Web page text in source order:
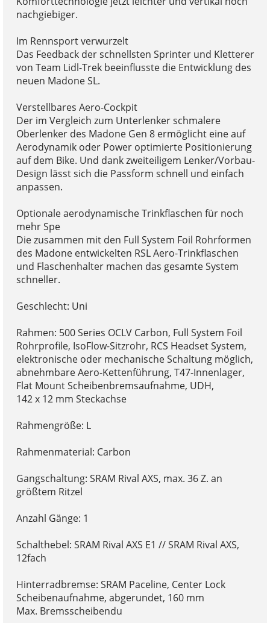
nachgiebiger.
Im Rennsport verwurzelt
Das Feedback der schnellsten Sprinter und Kletterer
von Team Lidl-Trek beeinflusste die Entwicklung des
neuen Madone SL.
Verstellbares Aero-Cockpit
Der im Vergleich zum Unterlenker schmalere
Oberlenker des Madone Gen 8 ermöglicht eine auf
Aerodynamik oder Power optimierte Positionierung
auf dem Bike. Und dank zweiteiligem Lenker/Vorbau-
Design lässt sich die Passform schnell und einfach
anpassen.
Optionale aerodynamische Trinkflaschen für noch
mehr Spe
Die zusammen mit den Full System Foil Rohrformen
des Madone entwickelten RSL Aero-Trinkflaschen
und Flaschenhalter machen das gesamte System
schneller.
Geschlecht: Uni
Rahmen: 500 Series OCLV Carbon, Full System Foil
Rohrprofile, IsoFlow-Sitzrohr, RCS Headset System,
elektronische oder mechanische Schaltung möglich,
abnehmbare Aero-Kettenführung, T47-Innenlager,
Flat Mount Scheibenbremsaufnahme, UDH,
142 x 12 mm Steckachse
Rahmengröße: L
Rahmenmaterial: Carbon
Gangschaltung: SRAM Rival AXS, max. 36 Z. an
größtem Ritzel
Anzahl Gänge: 1
Schalthebel: SRAM Rival AXS E1 // SRAM Rival AXS,
12fach
Hinterradbremse: SRAM Paceline, Center Lock
Scheibenaufnahme, abgerundet, 160 mm
Max. Bremsscheibendu